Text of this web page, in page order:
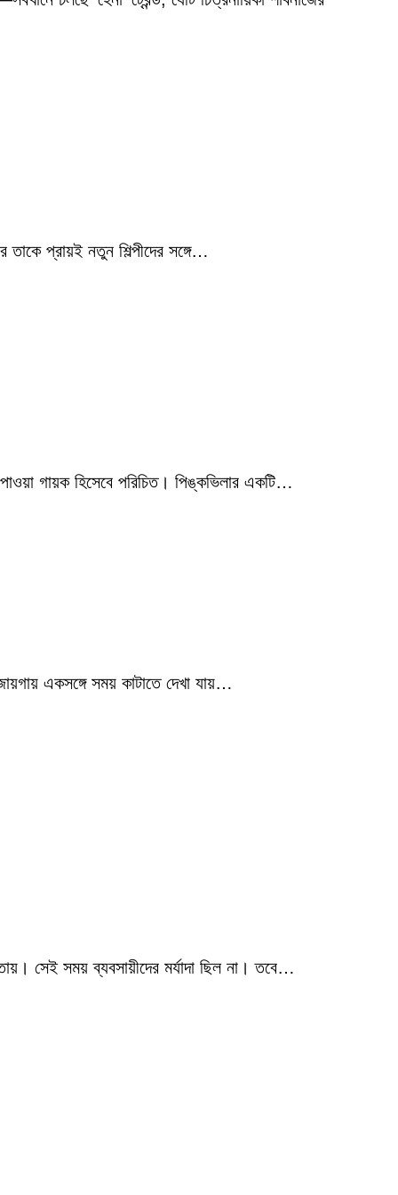
প্রায়ই নতুন শিল্পীদের সঙ্গে…
পাওয়া গায়ক হিসেবে পরিচিত। পিঙ্কভিলার একটি…
একসঙ্গে সময় কাটাতে দেখা যায়…
সেই সময় ব্যবসায়ীদের মর্যাদা ছিল না। তবে…